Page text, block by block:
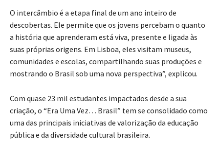
O intercâmbio é a etapa final de um ano inteiro de
descobertas. Ele permite que os jovens percebam o quanto
a história que aprenderam está viva, presente e ligada às
suas próprias origens. Em Lisboa, eles visitam museus,
comunidades e escolas, compartilhando suas produções e
mostrando o Brasil sob uma nova perspectiva”, explicou.
Com quase 23 mil estudantes impactados desde a sua
criação, o “Era Uma Vez… Brasil” tem se consolidado como
uma das principais iniciativas de valorização da educação
pública e da diversidade cultural brasileira.